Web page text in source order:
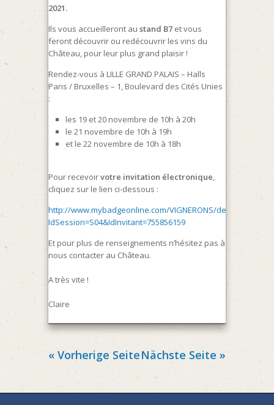
2021.
Ils vous accueilleront au stand B7 et vous
feront découvrir ou redécouvrir les vins du
Château, pour leur plus grand plaisir !
Rendez-vous à LILLE GRAND PALAIS – Halls
Paris / Bruxelles – 1, Boulevard des Cités Unies
:
les 19 et 20 novembre de 10h à 20h
le 21 novembre de 10h à 19h
et le 22 novembre de 10h à 18h
Pour recevoirvotre invitation électronique
cliquez sur le lien ci-dessous :
http://www.mybadgeonline.com/VIGNERONS/default.aspx?
IdSession=S04&IdInvitant=755856159
Et pour plus de renseignements n’hésitez pas à
nous contacter au Château.
A très vite !
Claire
« Vorherige SeiteNächste Seite »